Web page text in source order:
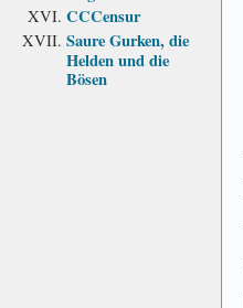
CCCensur
Saure Gurken, die
Helden und die
Bösen